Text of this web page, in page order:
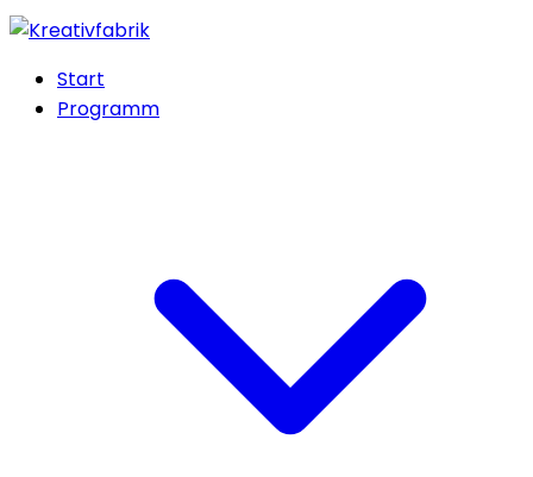
Start
Programm